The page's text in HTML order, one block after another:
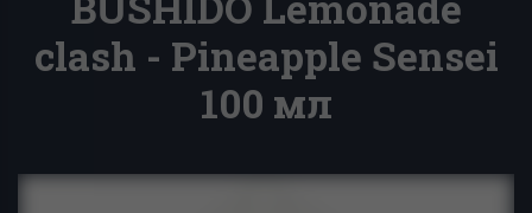
clash - Pineapple Sensei
100 мл